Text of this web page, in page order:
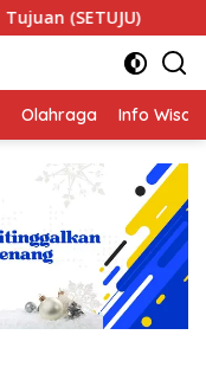
Teror Makhluk
Olahraga Info